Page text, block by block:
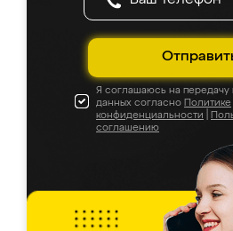
Я соглашаюсь на передачу
данных согласно Политике
конфиденциальности
соглашению